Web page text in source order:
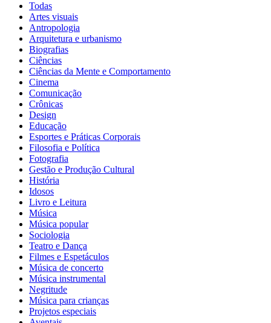
Todas
Artes visuais
Antropologia
Arquitetura e urbanismo
Biografias
Ciências
Ciências da Mente e Comportamento
Cinema
Comunicação
Crônicas
Design
Educação
Esportes e Práticas Corporais
Filosofia e Política
Fotografia
Gestão e Produção Cultural
História
Idosos
Livro e Leitura
Música
Música popular
Sociologia
Teatro e Dança
Filmes e Espetáculos
Música de concerto
Música instrumental
Negritude
Música para crianças
Projetos especiais